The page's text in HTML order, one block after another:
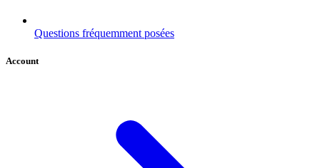
Questions fréquemment posées
Account